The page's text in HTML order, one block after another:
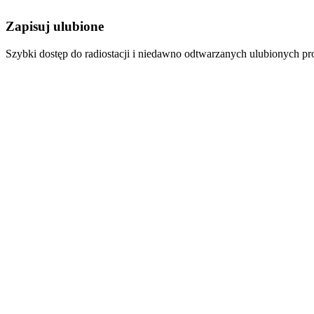
Zapisuj ulubione
Szybki dostęp do radiostacji i niedawno odtwarzanych ulubionych